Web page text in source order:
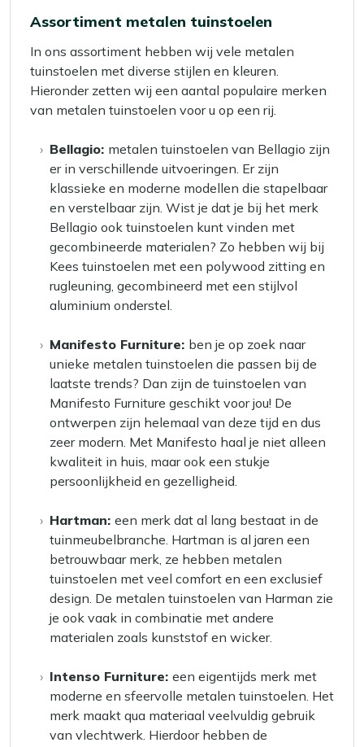
Assortiment metalen tuinstoelen
In ons assortiment hebben wij vele metalen
tuinstoelen met diverse stijlen en kleuren.
Hieronder zetten wij een aantal populaire merken
van metalen tuinstoelen voor u op een rij.
Bellagio: metalen tuinstoelen van Bellagio zijn
er in verschillende uitvoeringen. Er zijn
klassieke en moderne modellen die stapelbaar
en verstelbaar zijn. Wist je dat je bij het merk
Bellagio ook tuinstoelen kunt vinden met
gecombineerde materialen? Zo hebben wij bij
Kees tuinstoelen met een polywood zitting en
rugleuning, gecombineerd met een stijlvol
aluminium onderstel.
Manifesto Furniture: ben je op zoek naar
unieke metalen tuinstoelen die passen bij de
laatste trends? Dan zijn de tuinstoelen van
Manifesto Furniture geschikt voor jou! De
ontwerpen zijn helemaal van deze tijd en dus
zeer modern. Met Manifesto haal je niet alleen
kwaliteit in huis, maar ook een stukje
persoonlijkheid en gezelligheid.
Hartman: een merk dat al lang bestaat in de
tuinmeubelbranche. Hartman is al jaren een
betrouwbaar merk, ze hebben metalen
tuinstoelen met veel comfort en een exclusief
design. De metalen tuinstoelen van Harman zie
je ook vaak in combinatie met andere
materialen zoals kunststof en wicker.
Intenso Furniture: een eigentijds merk met
moderne en sfeervolle metalen tuinstoelen. Het
merk maakt qua materiaal veelvuldig gebruik
van vlechtwerk. Hierdoor hebben de